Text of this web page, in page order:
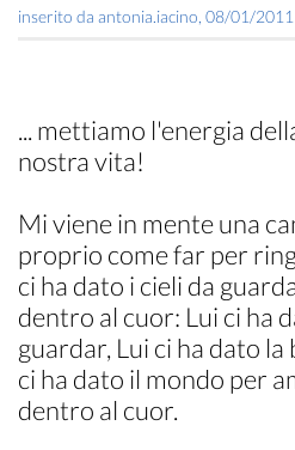
inserito da antonia.iacino 08/01/2011
... mettiamo l'energia
nostra vita!
Mi viene in mente una
proprio come far per
ci ha dato i cieli da
dentro al cuor: Lui ci ha
guardar, Lui ci ha dato
ci ha dato il mondo per
dentro al cuor.